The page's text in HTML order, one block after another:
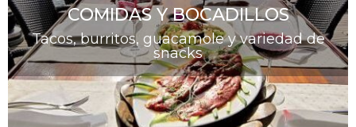
COMIDAS Y BOCADILLOS
Tacos, burritos, guacamole y variedad de
snacks